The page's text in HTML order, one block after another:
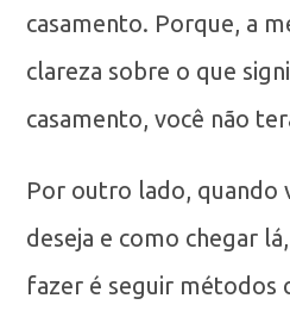
casamento. Porque, a
clareza sobre o que
casamento, você não
Por outro lado, quando
deseja e como chegar
fazer é seguir métodos